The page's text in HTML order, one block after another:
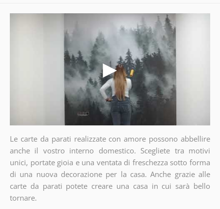
Le carte da parati realizzate con amore possono abbellire
anche il vostro interno domestico. Scegliete tra motivi
unici, portate gioia e una ventata di freschezza sotto forma
di una nuova decorazione per la casa. Anche grazie alle
carte da parati potete creare una casa in cui sarà bello
tornare.